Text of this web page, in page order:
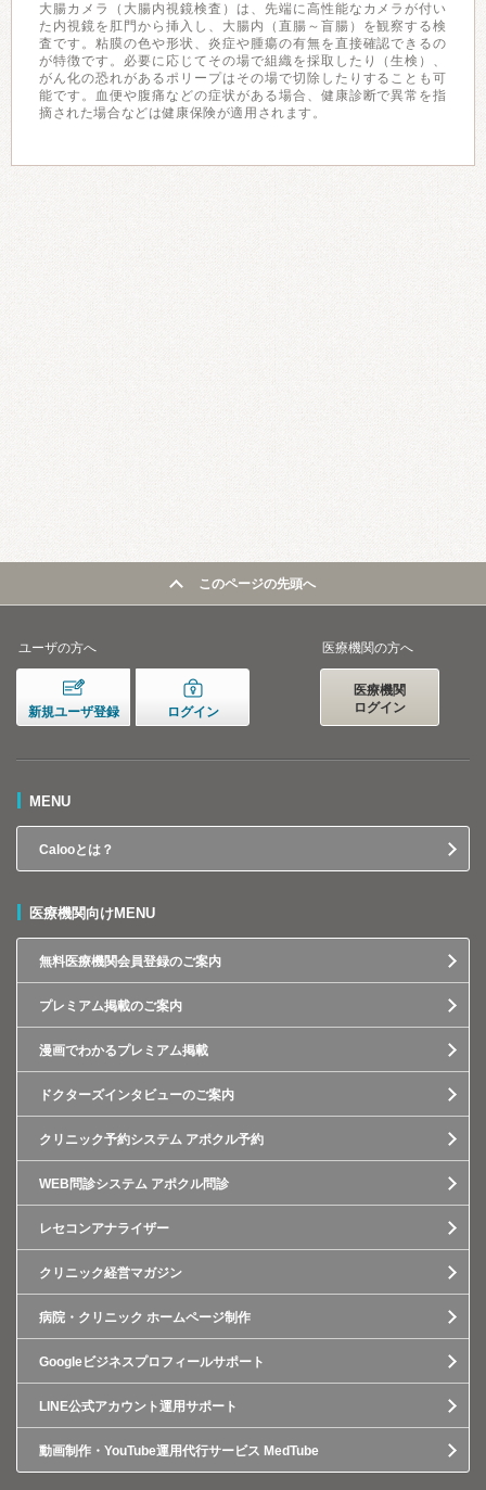
大腸カメラ（大腸内視鏡検査）は、先端に高性能なカメラが付い
た内視鏡を肛門から挿入し、大腸内（直腸～盲腸）を観察する検
査です。粘膜の色や形状、炎症や腫瘍の有無を直接確認できるの
が特徴です。必要に応じてその場で組織を採取したり（生検）、
がん化の恐れがあるポリープはその場で切除したりすることも可
能です。血便や腹痛などの症状がある場合、健康診断で異常を指
摘された場合などは健康保険が適用されます。
このページの先頭へ
ユーザの方へ
新規ユーザ登録 ログイン
医療機関の方へ
医療機関
ログイン
MENU
Calooとは？
医療機関向けMENU
無料医療機関会員登録のご案内
プレミアム掲載のご案内
漫画でわかるプレミアム掲載
ドクターズインタビューのご案内
クリニック予約システム アポクル予約
WEB問診システム アポクル問診
レセコンアナライザー
クリニック経営マガジン
病院・クリニック ホームページ制作
Googleビジネスプロフィールサポート
LINE公式アカウント運用サポート
動画制作・YouTube運用代行サービス MedTube